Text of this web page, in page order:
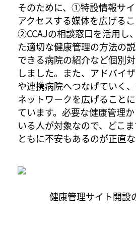
そのために、①特設情報サ
アクセスする媒体を広げるこ
②CCAJの相談窓口を活用し
た適切な健康管理の方法の
できる病院の紹介など個別
しました。また、アドバイ
や連携病院へつなげていく、
ネットワークを広げること
ています。必要な健康管理
いる人が対象なので、どこ
ともに不安もあるのが正直
健康管理サイト開設